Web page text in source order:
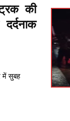
की
में सुबह